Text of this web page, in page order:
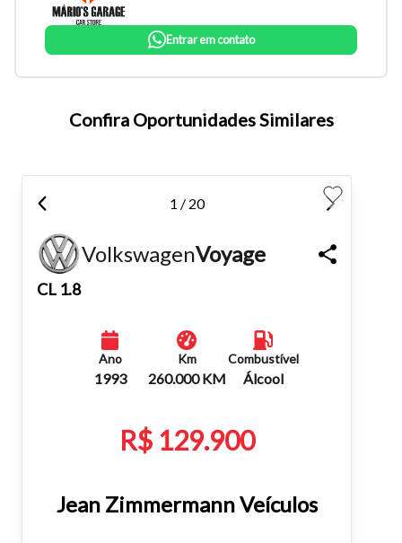
atalhos Ctrl+ (para aumentar) e Ctrl- (para diminuir) no seu
teclado.
Fechar
Entrar em contato
Confira Oportunidades Similares
1 / 20
VolkswagenVoyage
CL 1.8
Ano
1993
Km
260.000 KM
Combustível
Álcool
R$ 129.900
Jean Zimmermann Veículos